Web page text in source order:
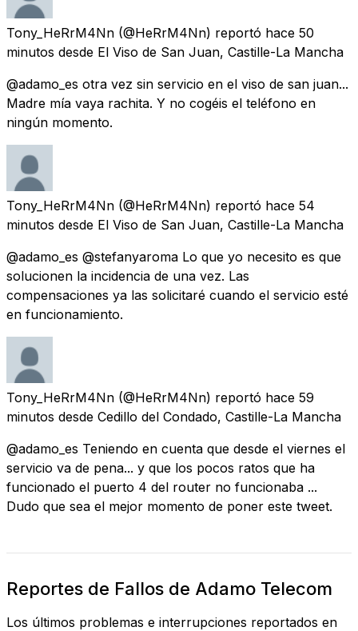
Tony_HeRrM4Nn (@HeRrM4Nn) reportó hace 50
minutos desde El Viso de San Juan, Castille-La Mancha
@adamo_es otra vez sin servicio en el viso de san juan...
Madre mía vaya rachita. Y no cogéis el teléfono en
ningún momento.
Tony_HeRrM4Nn (@HeRrM4Nn) reportó hace 54
minutos desde El Viso de San Juan, Castille-La Mancha
@adamo_es @stefanyaroma Lo que yo necesito es que
solucionen la incidencia de una vez. Las
compensaciones ya las solicitaré cuando el servicio esté
en funcionamiento.
Tony_HeRrM4Nn (@HeRrM4Nn) reportó hace 59
minutos desde Cedillo del Condado, Castille-La Mancha
@adamo_es Teniendo en cuenta que desde el viernes el
servicio va de pena... y que los pocos ratos que ha
funcionado el puerto 4 del router no funcionaba ...
Dudo que sea el mejor momento de poner este tweet.
Reportes de Fallos de Adamo Telecom
Los últimos problemas e interrupciones reportados en